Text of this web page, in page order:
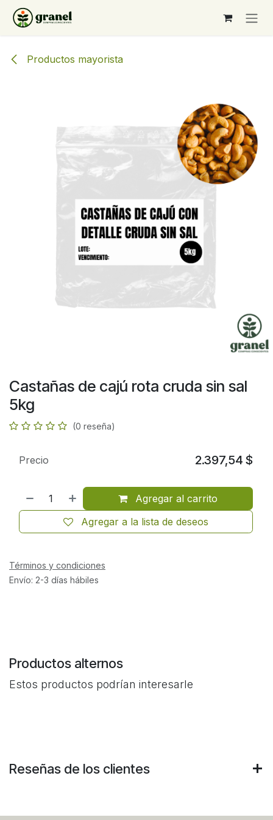
Ir al contenido
Productos mayorista
Castañas de cajú rota cruda sin sal
5kg
(0 reseña)
Agregar al carrito
Agregar a la lista de deseos
Precio 2.397,54 $
Términos y condiciones
Envío: 2-3 días hábiles
Productos alternos
Estos productos podrían interesarle
Reseñas de los clientes